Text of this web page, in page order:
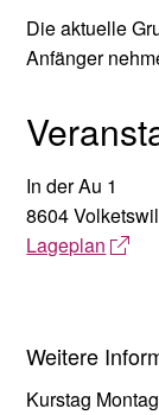
Die aktuelle
Anfänger
In der Au 1
8604 Volketswil
Lageplan
Weitere
Kurstag